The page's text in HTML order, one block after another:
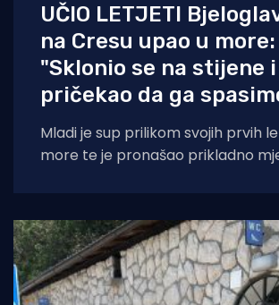
UČIO LETJETI
na Cresu upao u more:
"Sklonio se na stijene i
pričekao da ga
Mladi je sup prilikom svojih prvih
more te je pronašao prikladno